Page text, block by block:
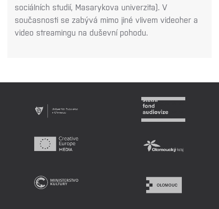
sociálních studií, Masarykova univerzita). V
současnosti se zabývá mimo jiné vlivem videoher a
video streamingu na duševní pohodu.